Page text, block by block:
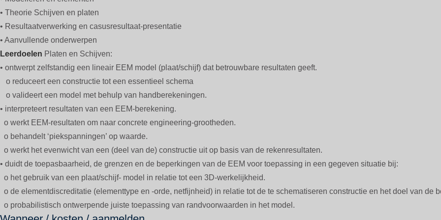
• Theorie Schijven en platen
• Resultaatverwerking en casusresultaat-presentatie
• Aanvullende onderwerpen
Leerdoelen Platen en Schijven:
• ontwerpt zelfstandig een lineair EEM model (plaat/schijf) dat betrouwbare resultaten geeft.
o reduceert een constructie tot een essentieel schema
o valideert een model met behulp van handberekeningen.
• interpreteert resultaten van een EEM-berekening.
o werkt EEM-resultaten om naar concrete engineering-grootheden.
o behandelt ‘piekspanningen’ op waarde.
o werkt het evenwicht van een (deel van de) constructie uit op basis van de rekenresultaten.
• duidt de toepasbaarheid, de grenzen en de beperkingen van de EEM voor toepassing in een gegeven situatie bij:
o het gebruik van een plaat/schijf- model in relatie tot een 3D-werkelijkheid.
o de elementdiscreditatie (elementtype en -orde, netfijnheid) in relatie tot de te schematiseren constructie en het doel van de
o probabilistisch ontwerpende juiste toepassing van randvoorwaarden in het model.